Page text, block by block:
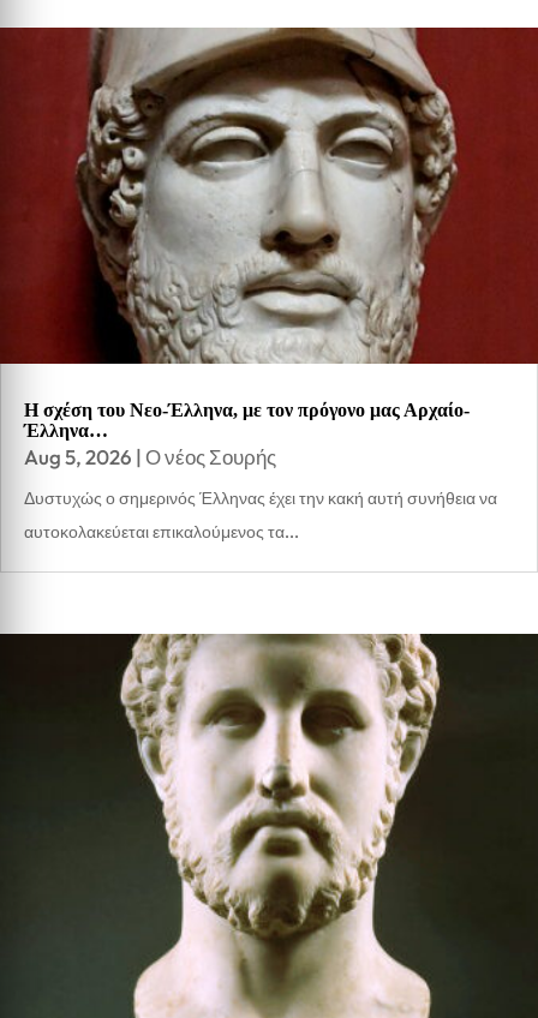
Η σχέση του Νεο-Έλληνα, με τον πρόγονο μας Αρχαίο-
Έλληνα…
Aug 5, 2026 |Ο νέος Σουρής
Δυστυχώς ο σημερινός Έλληνας έχει την κακή αυτή συνήθεια να
αυτοκολακεύεται επικαλούμενος τα...